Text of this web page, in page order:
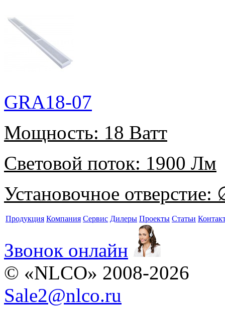
GRA18-07
Мощность: 18 Ватт
Световой поток: 1900 Лм
Установочное отверстие:
Продукция Компания Сервис Дилеры Проекты Статьи
Звонок онлайн
© «NLCO» 2008-2026
Sale2@nlco.ru